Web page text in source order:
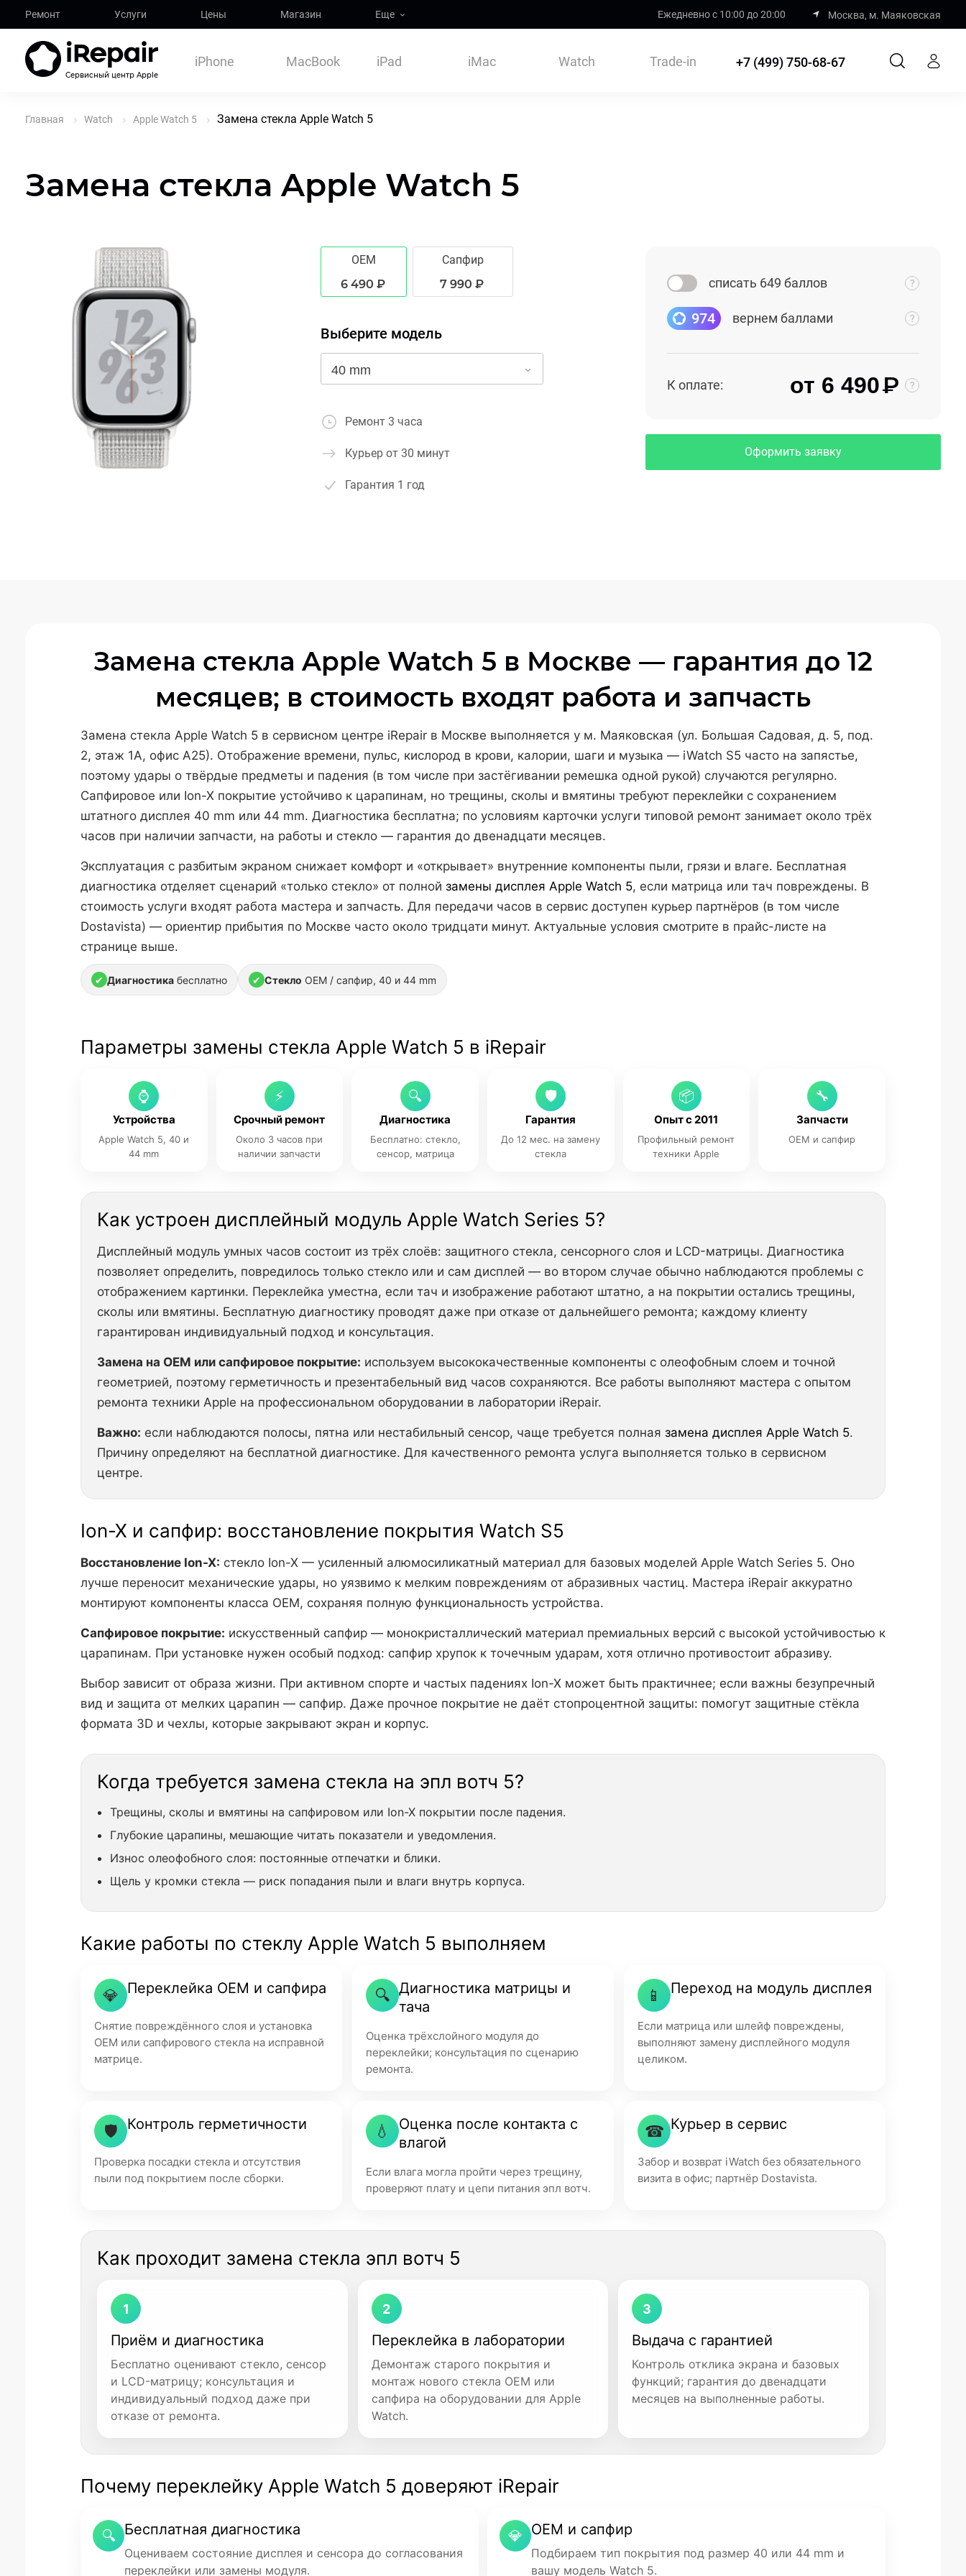
Ремонт Услуги Цены Магазин Еще Ежедневно с 10:00 до 20:00 Москва, м. Маяковская
Сервисный центр Apple
iPhone MacBook iPad iMac Watch Trade-in +7 (499) 750-68-67
Главная Watch Apple Watch 5 Замена стекла Apple Watch 5
Замена стекла Apple Watch 5
OEM
6 490 ₽
Сапфир
7 990 ₽
Выберите модель
Ремонт 3 часа
Курьер от 30 минут
Гарантия 1 год
списать 649 баллов
974 вернем баллами
К оплате: от 6 490₽
Оформить заявку
Замена стекла Apple Watch 5 в Москве — гарантия до 12
месяцев; в стоимость входят работа и запчасть
Замена стекла Apple Watch 5 в сервисном центре iRepair в Москве выполняется у м. Маяковская (ул. Большая Садовая, д. 5, под.
2, этаж 1А, офис А25). Отображение времени, пульс, кислород в крови, калории, шаги и музыка — iWatch S5 часто на запястье,
поэтому удары о твёрдые предметы и падения (в том числе при застёгивании ремешка одной рукой) случаются регулярно.
Сапфировое или Ion-X покрытие устойчиво к царапинам, но трещины, сколы и вмятины требуют переклейки с сохранением
штатного дисплея 40 mm или 44 mm. Диагностика бесплатна; по условиям карточки услуги типовой ремонт занимает около трёх
часов при наличии запчасти, на работы и стекло — гарантия до двенадцати месяцев.
Эксплуатация с разбитым экраном снижает комфорт и «открывает» внутренние компоненты пыли, грязи и влаге. Бесплатная
диагностика отделяет сценарий «только стекло» от полной замены дисплея Apple Watch 5, если матрица или тач повреждены. В
стоимость услуги входят работа мастера и запчасть. Для передачи часов в сервис доступен курьер партнёров (в том числе
Dostavista) — ориентир прибытия по Москве часто около тридцати минут. Актуальные условия смотрите в прайс-листе на
странице выше.
✔ Диагностика бесплатно ✔ Стекло OEM / сапфир, 40 и 44 mm
Параметры замены стекла Apple Watch 5 в iRepair
⌚
Устройства
Apple Watch 5, 40 и
44 mm
⚡
Срочный ремонт
Около 3 часов при
наличии запчасти
🔍
Диагностика
Бесплатно: стекло,
сенсор, матрица
🛡
Гарантия
До 12 мес. на замену
стекла
📦
Опыт с 2011
Профильный ремонт
техники Apple
🔧
Запчасти
OEM и сапфир
Как устроен дисплейный модуль Apple Watch Series 5?
Дисплейный модуль умных часов состоит из трёх слоёв: защитного стекла, сенсорного слоя и LCD-матрицы. Диагностика
позволяет определить, повредилось только стекло или и сам дисплей — во втором случае обычно наблюдаются проблемы с
отображением картинки. Переклейка уместна, если тач и изображение работают штатно, а на покрытии остались трещины,
сколы или вмятины. Бесплатную диагностику проводят даже при отказе от дальнейшего ремонта; каждому клиенту
гарантирован индивидуальный подход и консультация.
Замена на OEM или сапфировое покрытие: используем высококачественные компоненты с олеофобным слоем и точной
геометрией, поэтому герметичность и презентабельный вид часов сохраняются. Все работы выполняют мастера с опытом
ремонта техники Apple на профессиональном оборудовании в лаборатории iRepair.
Важно: если наблюдаются полосы, пятна или нестабильный сенсор, чаще требуется полная замена дисплея Apple Watch 5.
Причину определяют на бесплатной диагностике. Для качественного ремонта услуга выполняется только в сервисном
центре.
Ion-X и сапфир: восстановление покрытия Watch S5
Восстановление Ion-X: стекло Ion-X — усиленный алюмосиликатный материал для базовых моделей Apple Watch Series 5. Оно
лучше переносит механические удары, но уязвимо к мелким повреждениям от абразивных частиц. Мастера iRepair аккуратно
монтируют компоненты класса OEM, сохраняя полную функциональность устройства.
Сапфировое покрытие: искусственный сапфир — монокристаллический материал премиальных версий с высокой устойчивостью к
царапинам. При установке нужен особый подход: сапфир хрупок к точечным ударам, хотя отлично противостоит абразиву.
Выбор зависит от образа жизни. При активном спорте и частых падениях Ion-X может быть практичнее; если важны безупречный
вид и защита от мелких царапин — сапфир. Даже прочное покрытие не даёт стопроцентной защиты: помогут защитные стёкла
формата 3D и чехлы, которые закрывают экран и корпус.
Когда требуется замена стекла на эпл вотч 5?
Трещины, сколы и вмятины на сапфировом или Ion-X покрытии после падения.
Глубокие царапины, мешающие читать показатели и уведомления.
Износ олеофобного слоя: постоянные отпечатки и блики.
Щель у кромки стекла — риск попадания пыли и влаги внутрь корпуса.
Какие работы по стеклу Apple Watch 5 выполняем
💎 Переклейка OEM и сапфира
Снятие повреждённого слоя и установка
OEM или сапфирового стекла на исправной
матрице.
🔍 Диагностика матрицы и
тача
Оценка трёхслойного модуля до
переклейки; консультация по сценарию
ремонта.
📱 Переход на модуль дисплея
Если матрица или шлейф повреждены,
выполняют замену дисплейного модуля
целиком.
🛡 Контроль герметичности
Проверка посадки стекла и отсутствия
пыли под покрытием после сборки.
💧
Оценка после контакта с
влагой
Если влага могла пройти через трещину,
проверяют плату и цепи питания эпл вотч.
☎ Курьер в сервис
Забор и возврат iWatch без обязательного
визита в офис; партнёр Dostavista.
Как проходит замена стекла эпл вотч 5
1
Приём и диагностика
Бесплатно оценивают стекло, сенсор
и LCD-матрицу; консультация и
индивидуальный подход даже при
отказе от ремонта.
2
Переклейка в лаборатории
Демонтаж старого покрытия и
монтаж нового стекла OEM или
сапфира на оборудовании для Apple
Watch.
3
Выдача с гарантией
Контроль отклика экрана и базовых
функций; гарантия до двенадцати
месяцев на выполненные работы.
Почему переклейку Apple Watch 5 доверяют iRepair
🔍 Бесплатная диагностика
Оцениваем состояние дисплея и сенсора до согласования
переклейки или замены модуля.
💎 OEM и сапфир
Подбираем тип покрытия под размер 40 или 44 mm и
вашу модель Watch 5.